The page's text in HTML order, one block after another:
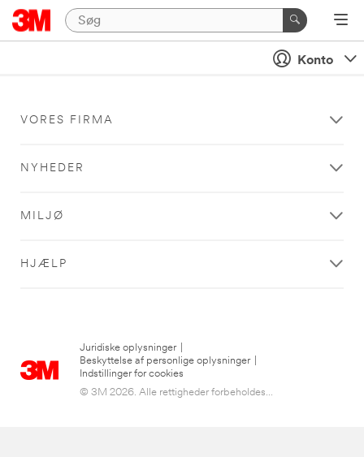
Konto
VORES FIRMA
NYHEDER
MILJØ
HJÆLP
Juridiske oplysninger
Beskyttelse af personlige oplysninger
Indstillinger for cookies
© 3M 2026. Alle rettigheder forbeholdes...